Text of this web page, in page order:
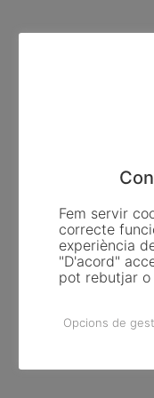
Fem servir
correcte
experiència
"D'acord"
pot rebutjar o
Opcions de